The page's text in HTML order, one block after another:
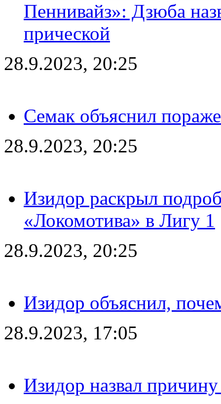
Пеннивайз»: Дзюба
прической
28.9.2023, 20:25
Семак объяснил
28.9.2023, 20:25
Изидор раскрыл
«Локомотива» в Лигу 1
28.9.2023, 20:25
Изидор объяснил,
28.9.2023, 17:05
Изидор назвал